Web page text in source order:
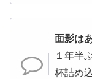
面影は
１年半
杯詰め